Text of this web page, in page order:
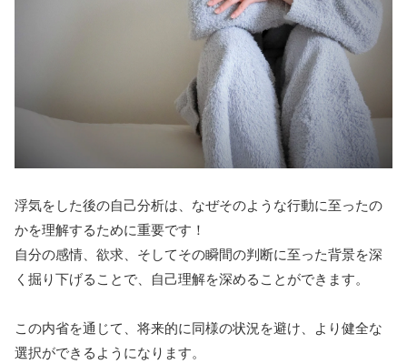
浮気をした後の自己分析は、なぜそのような行動に至ったの
かを理解するために重要です！
自分の感情、欲求、そしてその瞬間の判断に至った背景を深
く掘り下げることで、自己理解を深めることができます。
この内省を通じて、将来的に同様の状況を避け、より健全な
選択ができるようになります。